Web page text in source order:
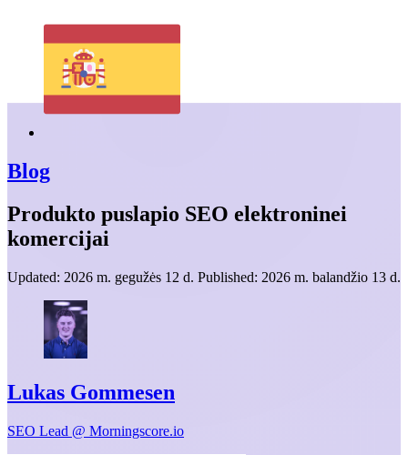
Blog
Produkto puslapio SEO elektroninei
komercijai
Updated: 2026 m. gegužės 12 d. Published: 2026 m. balandžio 13 d.
Lukas Gommesen
SEO Lead @ Morningscore.io